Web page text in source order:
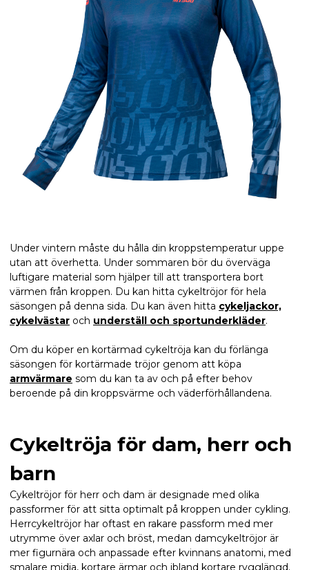
Under vintern måste du hålla din kroppstemperatur uppe
utan att överhetta. Under sommaren bör du överväga
luftigare material som hjälper till att transportera bort
värmen från kroppen. Du kan hitta cykeltröjor för hela
säsongen på denna sida. Du kan även hitta cykeljackor,
cykelvästar och underställ och sportunderkläder.
Om du köper en kortärmad cykeltröja kan du förlänga
säsongen för kortärmade tröjor genom att köpa
armvärmare som du kan ta av och på efter behov
beroende på din kroppsvärme och väderförhållandena.
Cykeltröja för dam, herr och
barn
Cykeltröjor för herr och dam är designade med olika
passformer för att sitta optimalt på kroppen under cykling.
Herrcykeltröjor har oftast en rakare passform med mer
utrymme över axlar och bröst, medan damcykeltröjor är
mer figurnära och anpassade efter kvinnans anatomi, med